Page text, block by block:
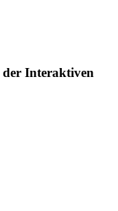
der Interaktiven